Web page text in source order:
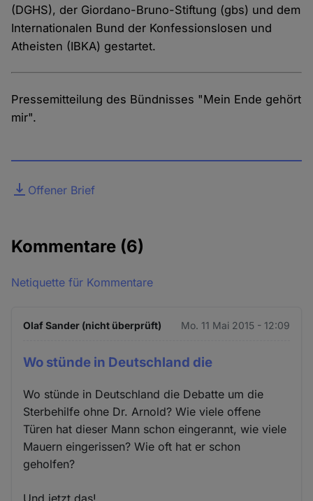
(DGHS), der Giordano-Bruno-Stiftung (gbs) und dem
Internationalen Bund der Konfessionslosen und
Atheisten (IBKA) gestartet.
Pressemitteilung des Bündnisses "Mein Ende gehört
mir".
DateiOffener Brief
Kommentare (6)
Netiquette für Kommentare
Olaf Sander (nicht überprüft) Mo. 11 Mai 2015 - 12:09
Wo stünde in Deutschland die
Wo stünde in Deutschland die Debatte um die
Sterbehilfe ohne Dr. Arnold? Wie viele offene
Türen hat dieser Mann schon eingerannt, wie viele
Mauern eingerissen? Wie oft hat er schon
geholfen?
Und jetzt das!